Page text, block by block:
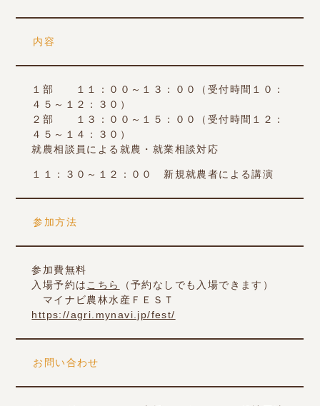
内容
１部 １１：００～１３：００（受付時間１０：
４５～１２：３０）
２部 １３：００～１５：００（受付時間１２：
４５～１４：３０）
就農相談員による就農・就業相談対応
１１：３０～１２：００ 新規就農者による講演
参加方法
参加費無料
入場予約は こちら
（予約なしでも入場できます）
マイナビ農林水産ＦＥＳＴ
https://agri.mynavi.jp/fest/
お問い合わせ